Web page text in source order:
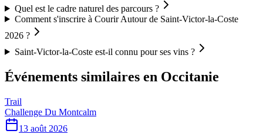
Quel est le cadre naturel des parcours ?
Comment s'inscrire à Courir Autour de Saint-Victor-la-Coste
2026 ?
Saint-Victor-la-Coste est-il connu pour ses vins ?
Événements similaires en Occitanie
Trail
Challenge Du Montcalm
13 août 2026